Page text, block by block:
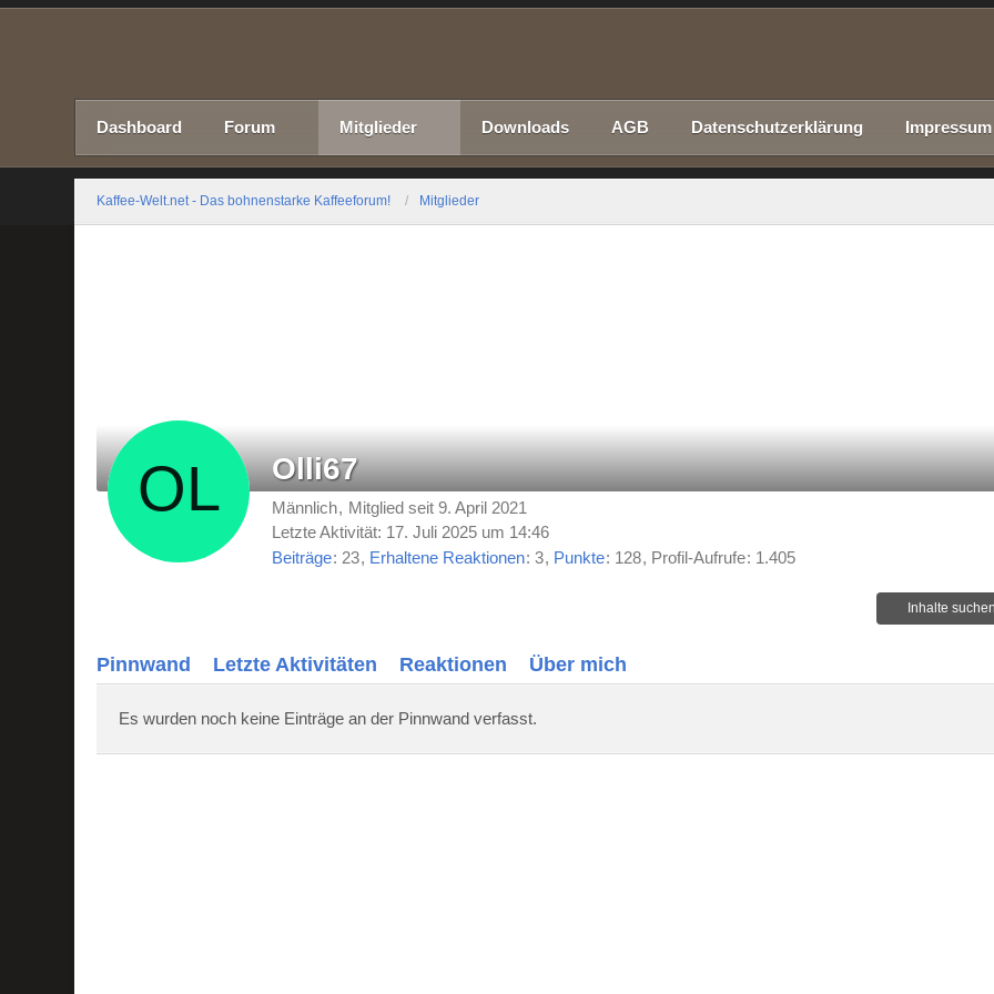
Dashboard Forum Mitglieder Downloads AGB Datenschutzerklärung Impressum
Kaffee-Welt.net - Das bohnenstarke Kaffeeforum! Mitglieder
Olli67
Männlich
Mitglied seit 9. April 2021
Letzte Aktivität: 17. Juli 2025 um 14:46
Beiträge 23 Erhaltene Reaktionen 3 Punkte 128 Profil-Aufrufe 1.405
Inhalte
Pinnwand Letzte Aktivitäten Reaktionen Über mich
Es wurden noch keine Einträge an der Pinnwand verfasst.